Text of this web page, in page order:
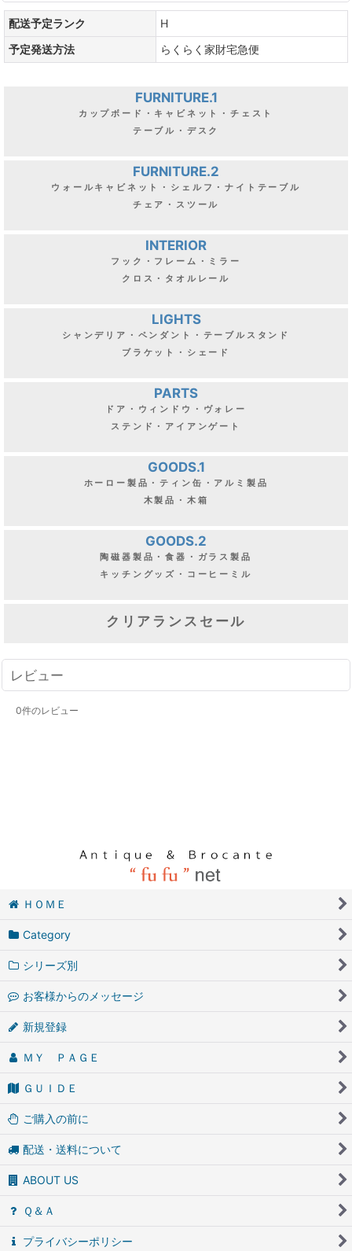
配送予定ランク
H
予定発送方法
らくらく家財宅急便
FURNITURE.1
カップボード・キャビネット・チェスト
テーブル・デスク
FURNITURE.2
ウォールキャビネット・シェルフ・ナイトテーブル
チェア・スツール
INTERIOR
フック・フレーム・ミラー
クロス・タオルレール
LIGHTS
シャンデリア・ペンダント・テーブルスタンド
ブラケット・シェード
PARTS
ドア・ウィンドウ・ヴォレー
ステンド・アイアンゲート
GOODS.1
ホーロー製品・ティン缶・アルミ製品
木製品・木箱
GOODS.2
陶磁器製品・食器・ガラス製品
キッチングッズ・コーヒーミル
クリアランスセール
レビュー
0件のレビュー
ＨＯＭＥ
Category
シリーズ別
お客様からのメッセージ
新規登録
ＭＹ ＰＡＧＥ
ＧＵＩＤＥ
ご購入の前に
配送・送料について
ABOUT US
Ｑ＆Ａ
プライバシーポリシー